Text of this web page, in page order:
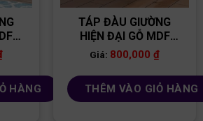
HÀNG
TÁP ĐÀU GIƯỜNG
HIỆN ĐẠI GỖ MDF
TĐG06
Giá: 800,000₫
THÊM VÀO GIỎ HÀNG